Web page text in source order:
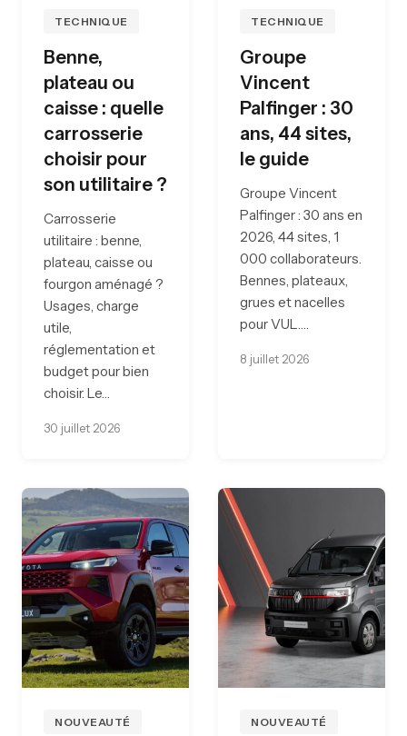
TECHNIQUE
Benne,
plateau ou
caisse : quelle
carrosserie
choisir pour
son utilitaire ?
Carrosserie
utilitaire : benne,
plateau, caisse ou
fourgon aménagé ?
Usages, charge
utile,
réglementation et
budget pour bien
choisir. Le…
30 juillet 2026
TECHNIQUE
Groupe
Vincent
Palfinger : 30
ans, 44 sites,
le guide
Groupe Vincent
Palfinger : 30 ans en
2026, 44 sites, 1
000 collaborateurs.
Bennes, plateaux,
grues et nacelles
pour VUL.…
8 juillet 2026
NOUVEAUTÉ NOUVEAUTÉ